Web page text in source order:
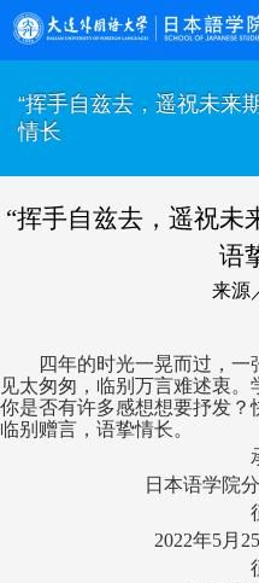
“挥手自兹去，遥祝未来
情长
“挥手自兹去，遥祝未
语
来源
四年的时光一晃而过，
见太匆匆，临别万言难述衷
你是否有许多感想想要抒发？
临别赠言，语挚情长。
日本语学院
2022年5月